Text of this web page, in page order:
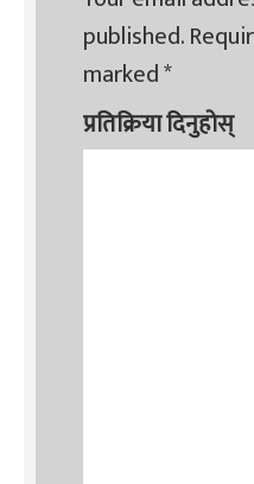
published.
marked*
प्रतिक्रिया दिनुहोस्